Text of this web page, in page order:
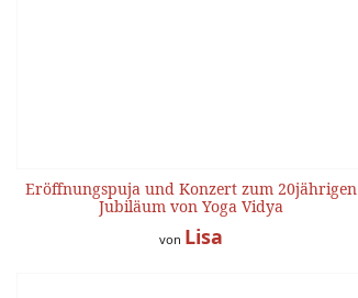
Eröffnungspuja und Konzert zum 20jährigen
Jubiläum von Yoga Vidya
von Lisa